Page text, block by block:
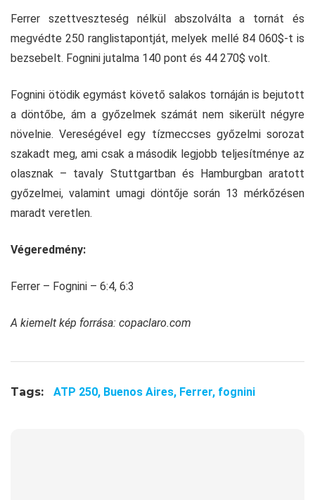
Ferrer szettveszteség nélkül abszolválta a tornát és
megvédte 250 ranglistapontját, melyek mellé 84 060$-t is
bezsebelt. Fognini jutalma 140 pont és 44 270$ volt.
Fognini ötödik egymást követő salakos tornáján is bejutott
a döntőbe, ám a győzelmek számát nem sikerült négyre
növelnie. Vereségével egy tízmeccses győzelmi sorozat
szakadt meg, ami csak a második legjobb teljesítménye az
olasznak – tavaly Stuttgartban és Hamburgban aratott
győzelmei, valamint umagi döntője során 13 mérkőzésen
maradt veretlen.
Végeredmény:
Ferrer – Fognini – 6:4, 6:3
A kiemelt kép forrása: copaclaro.com
Tags: ATP 250, Buenos Aires, Ferrer, fognini